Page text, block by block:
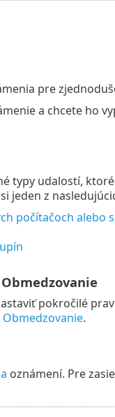
pre
a chcete ho
typy udalostí,
jeden z
počítačoch alebo
pokročilé
Obmedzovanie.
oznámení. Pre